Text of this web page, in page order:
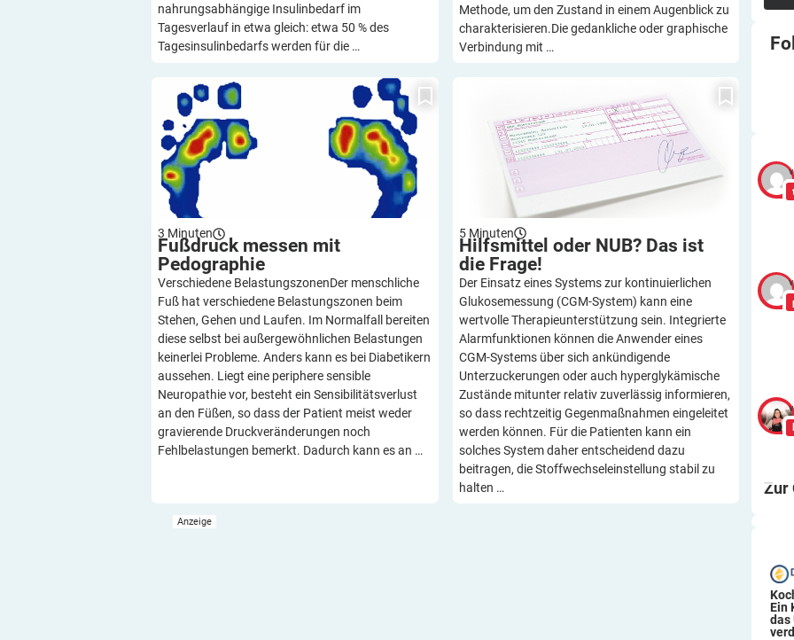
nahrungsabhängige Insulinbedarf im
Tagesverlauf in etwa gleich: etwa 50 % des
Tagesinsulinbedarfs werden für die …
Methode, um den Zustand in einem Augenblick zu
charakterisieren.Die gedankliche oder graphische
Verbindung mit …
Fußdruck messen mit Pedographie
3 Minuten
Fußdruck messen mit
Pedographie
Verschiedene BelastungszonenDer menschliche
Fuß hat verschiedene Belastungszonen beim
Stehen, Gehen und Laufen. Im Normalfall bereiten
diese selbst bei außergewöhnlichen Belastungen
keinerlei Probleme. Anders kann es bei Diabetikern
aussehen. Liegt eine periphere sensible
Neuropathie vor, besteht ein Sensibilitätsverlust
an den Füßen, so dass der Patient meist weder
gravierende Druckveränderungen noch
Fehlbelastungen bemerkt. Dadurch kann es an …
5 Minuten
Hilfsmittel oder NUB? Das ist
die Frage!
Der Einsatz eines Systems zur kontinuierlichen
Glukosemessung (CGM-System) kann eine
wertvolle Therapieunterstützung sein. Integrierte
Alarmfunktionen können die Anwender eines
CGM-Systems über sich ankündigende
Unterzuckerungen oder auch hyperglykämische
Zustände mitunter relativ zuverlässig informieren,
so dass rechtzeitig Gegenmaßnahmen eingeleitet
werden können. Für die Patienten kann ein
solches System daher entscheidend dazu
beitragen, die Stoffwechseleinstellung stabil zu
halten …
Zur
Ein
das